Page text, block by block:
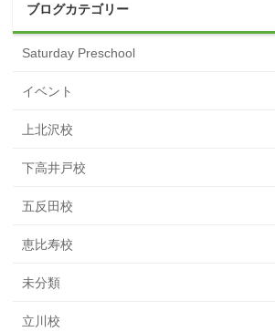
ブログカテゴリー
Saturday Preschool
イベント
上北沢校
下高井戸校
五反田校
恵比寿校
未分類
立川校